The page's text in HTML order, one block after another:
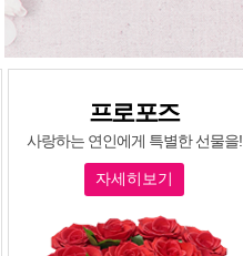
프로포즈
사랑하는 연인에게 특별한 선물을!
자세히보기